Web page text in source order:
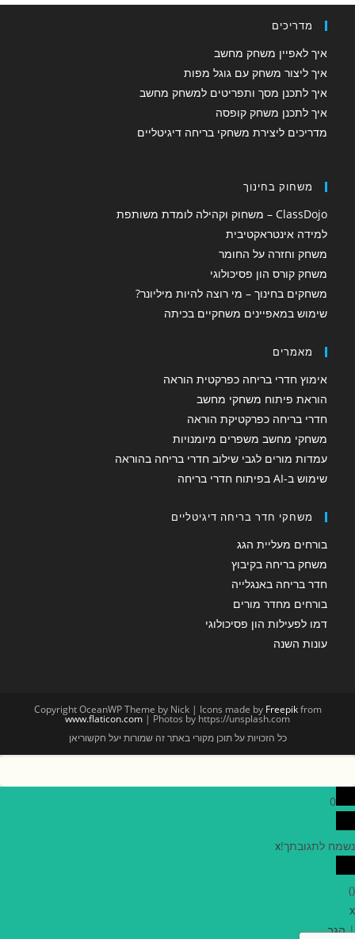
מדריכים
איך לאפיין משחק מחשב
איך ליצור משחק עם גוגל מפות
איך לתכנן מסך ותפריטים למשחק מחשב
איך לתכנן משחק קופסה
מדריכים ליצירת משחקי בריחה דיגיטליים
משחוק בחינוך
ClassDojo – משחוק וקהילה לומדת משותפת
למידה אינטראקטיבית
משחק וחזרה על החומר
משחק קורס הון פסיכולוגי
משחקים בחינוך – מי רוצה להיות מיליונר?
שימוש במאפיינים משחקיים בכיתה
מאמרים
אימוץ חדרי בריחה כפרקטית הוראה
הוראת פיתוח משחקי מחשב
חדרי בריחה כפרקטיקת הוראה
משחקי מחשב משפרים מיומנויות
עמדות מורים לגבי שילוב חדרי בריחה בהוראה
שימוש ב-AI בפיתוח חדרי בריחה
משחקי חדר בריחה דיגיטליים
בורחים מעליית הגג
משחק בריחה בקיבוץ
חדר בריחה באנגלייה
בורחים מחדר מורים
דמו לפעילות הון פסיכולוגי
עונות השנה
Copyright OceanWP Theme by Nick | Icons made by Freepikfrom
www.flaticon.com | Photos by https://unsplash.com
כל הזכויות על תוכן מקורי באתר זה שמורות יעל חקשוריאן
0
נשמח לתגובתך!x
(
)
x
|הגב